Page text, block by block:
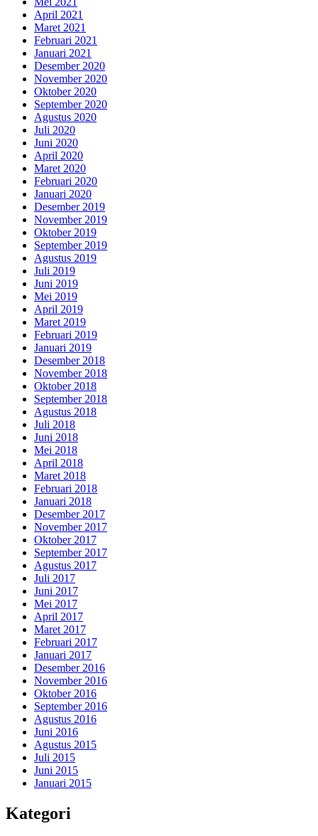
April 2021
Maret 2021
Februari 2021
Januari 2021
Desember 2020
November 2020
Oktober 2020
September 2020
Agustus 2020
Juli 2020
Juni 2020
April 2020
Maret 2020
Februari 2020
Januari 2020
Desember 2019
November 2019
Oktober 2019
September 2019
Agustus 2019
Juli 2019
Juni 2019
Mei 2019
April 2019
Maret 2019
Februari 2019
Januari 2019
Desember 2018
November 2018
Oktober 2018
September 2018
Agustus 2018
Juli 2018
Juni 2018
Mei 2018
April 2018
Maret 2018
Februari 2018
Januari 2018
Desember 2017
November 2017
Oktober 2017
September 2017
Agustus 2017
Juli 2017
Juni 2017
Mei 2017
April 2017
Maret 2017
Februari 2017
Januari 2017
Desember 2016
November 2016
Oktober 2016
September 2016
Agustus 2016
Juni 2016
Agustus 2015
Juli 2015
Juni 2015
Januari 2015
Kategori